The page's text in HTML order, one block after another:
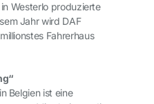
Westerlo produzierte
Jahr wird DAF
Fahrerhaus
Belgien ist eine